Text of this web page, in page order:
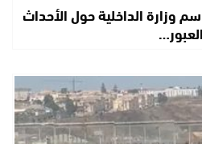
وزارة الداخلية حول الأحداث